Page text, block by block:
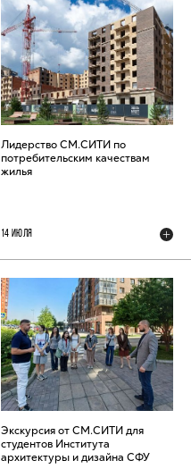
Лидерство СМ.СИТИ по
потребительским качествам
жилья
14 ИЮЛЯ
Экскурсия от СМ.СИТИ для
студентов Института
архитектуры и дизайна СФУ